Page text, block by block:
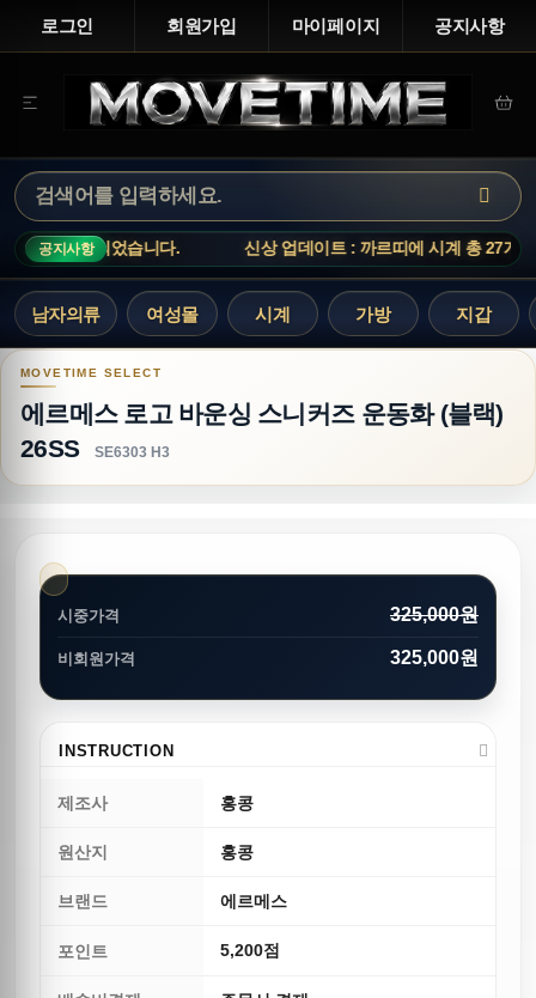
로그인 회원가입 마이페이지 공지사항
공지사항
개가 입고되었습니다. 신상 업데이트 : 까르띠에 시계 총 27개가
남자의류 여성몰 시계 가방 지갑
에르메스 로고 바운싱 스니커즈 운동화 (블랙)
에르메스 로고 바운싱 스니커즈 운동화 (블랙)
26SS
SE6303 H3
시중가격 325,000원
비회원가격 325,000원
INSTRUCTION
제조사 홍콩
원산지 홍콩
브랜드 에르메스
포인트 5,200점